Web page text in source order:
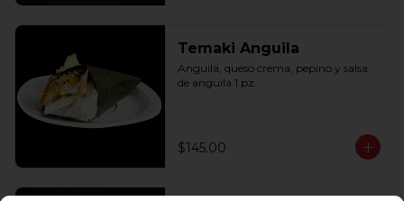
Temaki Anguila
Anguila, queso crema, pepino y salsa
de anguila 1 pz.
$145.00